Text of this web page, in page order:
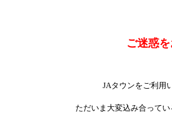
ご迷惑
JAタウンをご利用
ただいま大変込み合って